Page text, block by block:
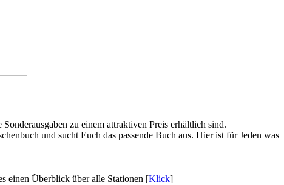
zu einem attraktiven Preis erhältlich sind.
und sucht Euch das passende Buch aus. Hier ist für Jeden was
einen Überblick über alle Stationen [Klick]